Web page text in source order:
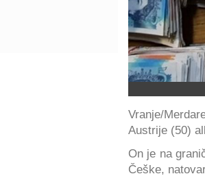
Vranje/
Austrije (50)
On je na
Češke,